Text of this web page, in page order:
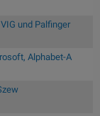
und Palfinger
Alphabet-A